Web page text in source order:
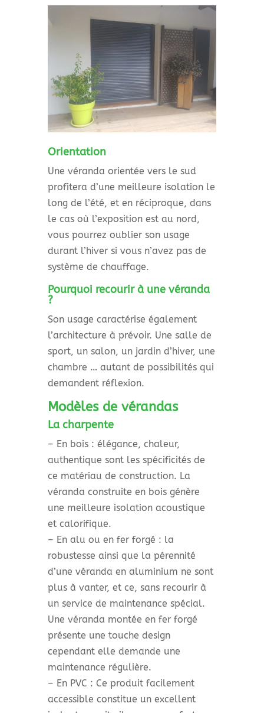
Orientation
Une véranda orientée vers le sud
profitera d’une meilleure isolation le
long de l’été, et en réciproque, dans
le cas où l’exposition est au nord,
vous pourrez oublier son usage
durant l’hiver si vous n’avez pas de
système de chauffage.
Pourquoi recourir à une véranda
?
Son usage caractérise également
l’architecture à prévoir. Une salle de
sport, un salon, un jardin d’hiver, une
chambre … autant de possibilités qui
demandent réflexion.
Modèles de vérandas
La charpente
– En bois : élégance, chaleur,
authentique sont les spécificités de
ce matériau de construction. La
véranda construite en bois génère
une meilleure isolation acoustique
et calorifique.
– En alu ou en fer forgé : la
robustesse ainsi que la pérennité
d’une véranda en aluminium ne sont
plus à vanter, et ce, sans recourir à
un service de maintenance spécial.
Une véranda montée en fer forgé
présente une touche design
cependant elle demande une
maintenance régulière.
– En PVC : Ce produit facilement
accessible constitue un excellent